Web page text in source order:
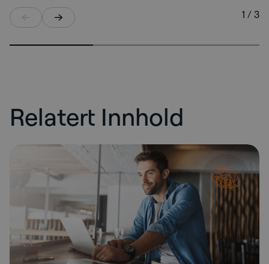
1 / 3
Relatert Innhold